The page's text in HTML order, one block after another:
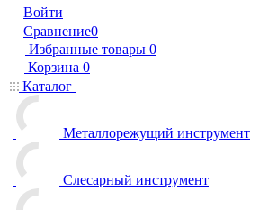
Войти
Сравнение0
Избранные товары 0
Корзина 0
Каталог
Металлорежущий инструмент
Слесарный инструмент